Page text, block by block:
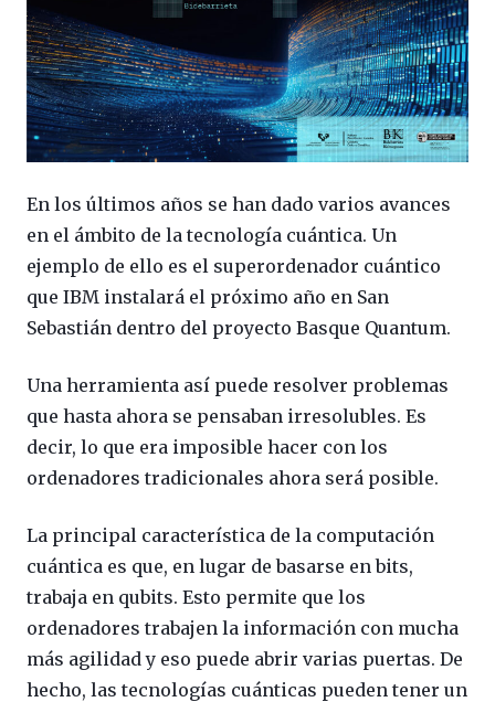
En los últimos años se han dado varios avances
en el ámbito de la tecnología cuántica. Un
ejemplo de ello es el superordenador cuántico
que IBM instalará el próximo año en San
Sebastián dentro del proyecto Basque Quantum.
Una herramienta así puede resolver problemas
que hasta ahora se pensaban irresolubles. Es
decir, lo que era imposible hacer con los
ordenadores tradicionales ahora será posible.
La principal característica de la computación
cuántica es que, en lugar de basarse en bits,
trabaja en qubits. Esto permite que los
ordenadores trabajen la información con mucha
más agilidad y eso puede abrir varias puertas. De
hecho, las tecnologías cuánticas pueden tener un